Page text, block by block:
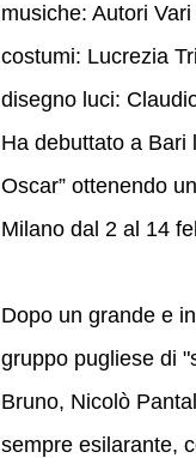
musiche: Autori Vari
costumi: Lucrezia
disegno luci:
Ha debuttato a Bari
Oscar” ottenendo
Milano dal 2 al 14
Dopo un grande e
gruppo pugliese di
Bruno, Nicolò
sempre esilarante,